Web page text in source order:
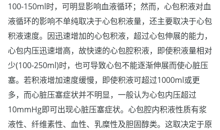
100-150ml时，可明显影响血液循环；然而，心包积液对血
液循环的影响不单纯取决于心包积液量，还主要取决于心包
积液速度。因迅速增加的心包积液，超过心包伸展的能力，
心包内压迅速增高，故快速的心包腔积液，即使积液量相对
少(100-250ml)时，也可导致心包不能逐渐伸展而使心脏压
塞。若积液增加速度缓慢，即使积液可超过1000ml或更
多，而心脏压塞症状并不明显，一般认为心包内压超过
10mmHg即可出现心脏压塞症状。心包腔内积液性质有浆
液性、纤维素性、血性、乳糜性及胆固醇类。这取决定于原